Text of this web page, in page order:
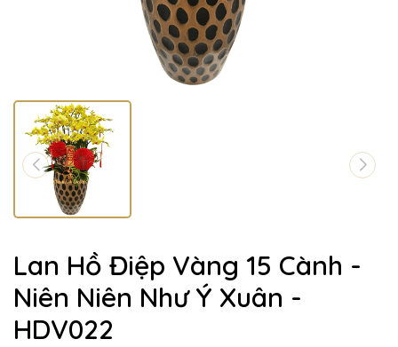
Lan Hồ Điệp Vàng 15 Cành -
Niên Niên Như Ý Xuân -
HDV022